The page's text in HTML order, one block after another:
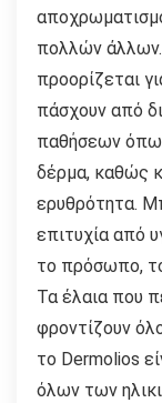
πολλών
προορίζεται
πάσχουν από
παθήσεων
δέρμα, καθώς
ερυθρότητα.
επιτυχία από
το πρόσωπο,
Τα έλαια που
φροντίζουν
το Dermolios
όλων των